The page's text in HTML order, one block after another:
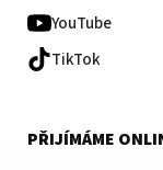
YouTube
TikTok
PŘIJÍMÁME